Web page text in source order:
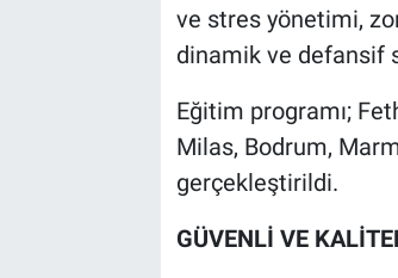
ve stres yönetimi,
dinamik ve defansif
Eğitim programı;
Milas, Bodrum,
gerçekleştirildi.
GÜVENLİ VE